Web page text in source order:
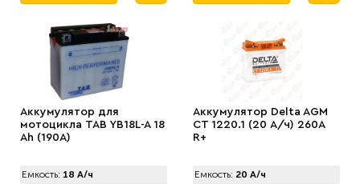
Аккумулятор для
мотоцикла TAB YB18L-A 18
Ah (190А)
Емкость: 18 А/ч
Аккумулятор Delta AGM
СТ 1220.1 (20 А/ч) 260A
R+
Емкость: 20 А/ч